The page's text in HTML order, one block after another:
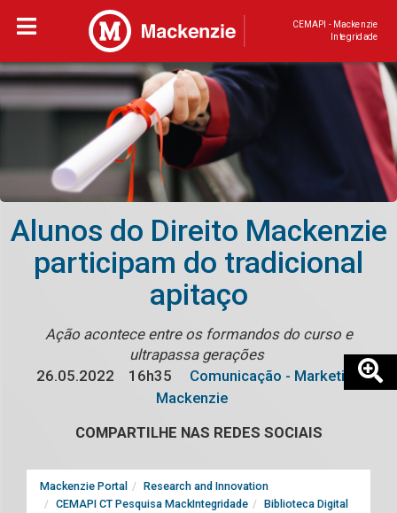
CEMAPI - Mackenzie
Integridade
Alunos do Direito Mackenzie
participam do tradicional
apitaço
Ação acontece entre os formandos do curso e
ultrapassa gerações
26.05.2022
16h35
Comunicação - Marketing
Mackenzie
COMPARTILHE NAS REDES SOCIAIS
Mackenzie Portal
Research and Innovation
CEMAPI CT Pesquisa MackIntegridade
Biblioteca Digital